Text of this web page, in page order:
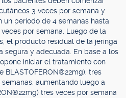
3 veces por semana y
período de 4 semanas hasta
por semana. Luego de la
el producto residual de la jeringa
segura y adecuada. En base a los
iniciar el tratamiento con
BLASTOFERON®22mg), tres
aumentando luego a
tres veces por semana